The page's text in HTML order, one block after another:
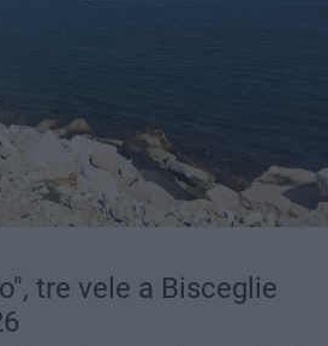
tre vele a Bisceglie